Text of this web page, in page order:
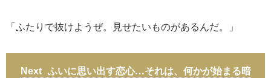
「ふたりで抜けようぜ。見せたいものがあるんだ。」
ふいに思い出す恋心…それは、何かが始まる暗